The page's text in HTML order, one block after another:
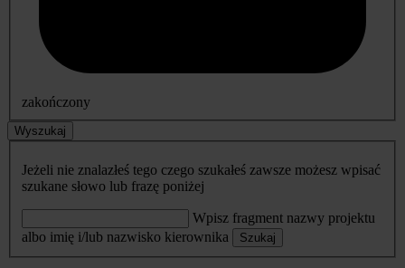
zakończony
Wyszukaj
Jeżeli nie znalazłeś tego czego szukałeś zawsze możesz wpisać
szukane słowo lub frazę poniżej
Wpisz fragment nazwy projektu
albo imię i/lub nazwisko kierownika
Szukaj